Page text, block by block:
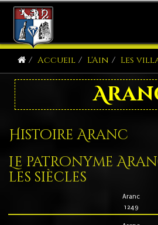
Accueil L'Ain Les
Histoire Aranc
Le patronyme
les siècles
Aranc
1249